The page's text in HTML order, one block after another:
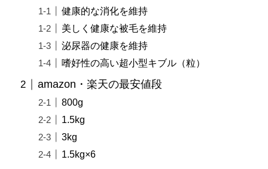
健康的な消化を維持
美しく健康な被毛を維持
泌尿器の健康を維持
嗜好性の高い超小型キブル（粒）
amazon・楽天の最安値段
800g
1.5kg
3kg
1.5kg×6